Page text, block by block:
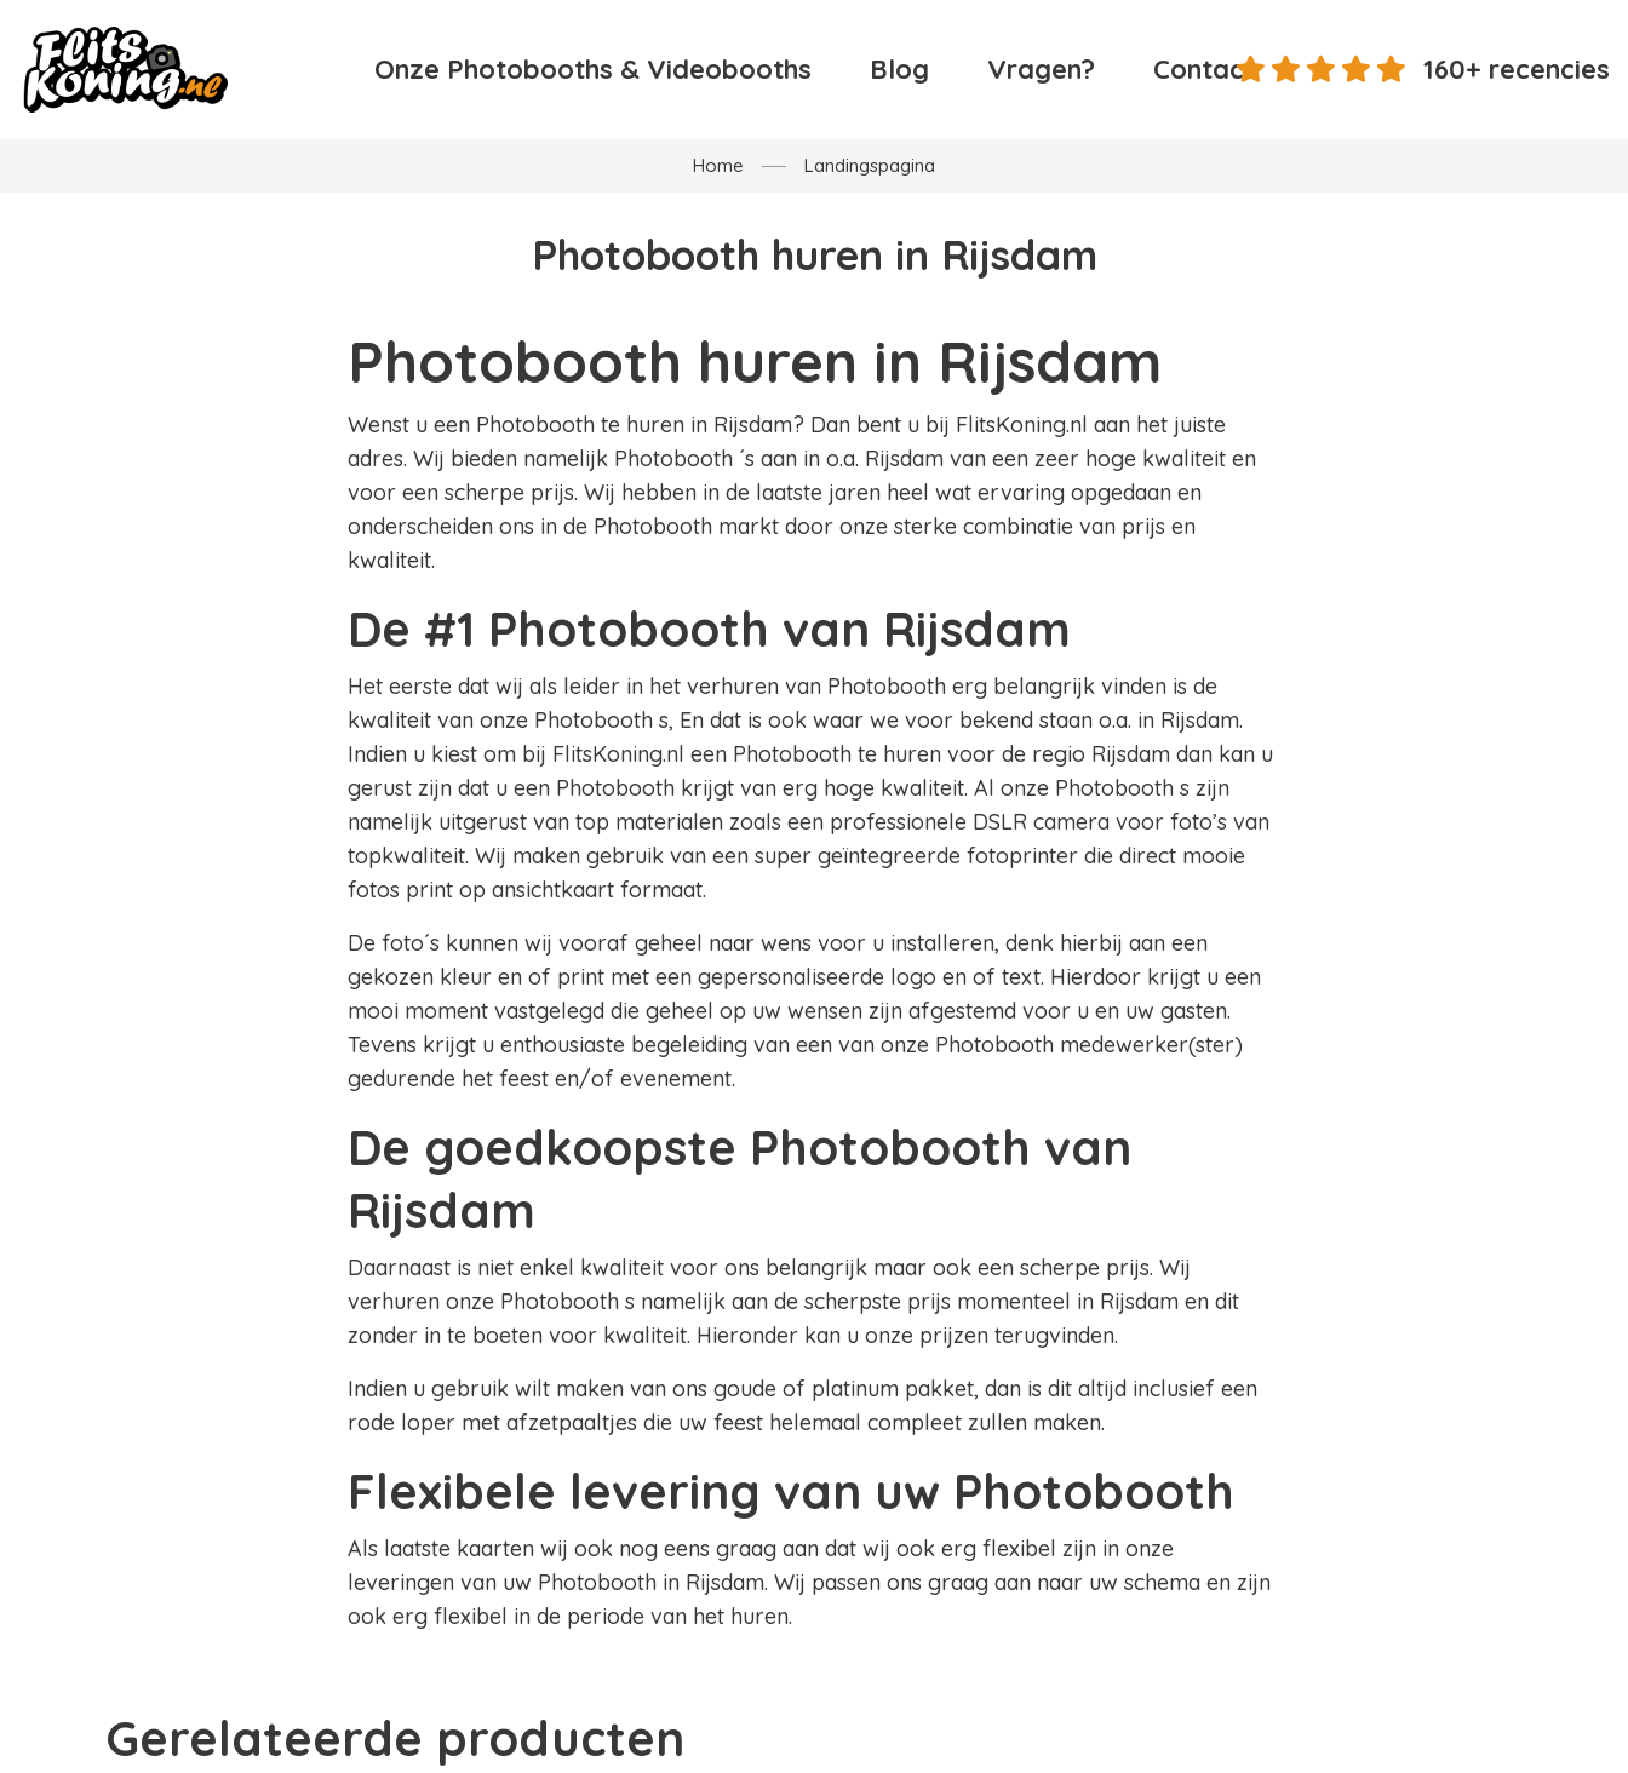
Onze Photobooths & Videobooths Blog Vragen? Contact 160+ recencies
Home Landingspagina
Photobooth huren in Rijsdam
Photobooth huren in Rijsdam
Wenst u een Photobooth te huren in Rijsdam? Dan bent u bij FlitsKoning.nl aan het juiste
adres. Wij bieden namelijk Photobooth ´s aan in o.a. Rijsdam van een zeer hoge kwaliteit en
voor een scherpe prijs. Wij hebben in de laatste jaren heel wat ervaring opgedaan en
onderscheiden ons in de Photobooth markt door onze sterke combinatie van prijs en
kwaliteit.
De #1 Photobooth van Rijsdam
Het eerste dat wij als leider in het verhuren van Photobooth erg belangrijk vinden is de
kwaliteit van onze Photobooth s, En dat is ook waar we voor bekend staan o.a. in Rijsdam.
Indien u kiest om bij FlitsKoning.nl een Photobooth te huren voor de regio Rijsdam dan kan u
gerust zijn dat u een Photobooth krijgt van erg hoge kwaliteit. Al onze Photobooth s zijn
namelijk uitgerust van top materialen zoals een professionele DSLR camera voor foto’s van
topkwaliteit. Wij maken gebruik van een super geïntegreerde fotoprinter die direct mooie
fotos print op ansichtkaart formaat.
De foto´s kunnen wij vooraf geheel naar wens voor u installeren, denk hierbij aan een
gekozen kleur en of print met een gepersonaliseerde logo en of text. Hierdoor krijgt u een
mooi moment vastgelegd die geheel op uw wensen zijn afgestemd voor u en uw gasten.
Tevens krijgt u enthousiaste begeleiding van een van onze Photobooth medewerker(ster)
gedurende het feest en/of evenement.
De goedkoopste Photobooth van
Rijsdam
Daarnaast is niet enkel kwaliteit voor ons belangrijk maar ook een scherpe prijs. Wij
verhuren onze Photobooth s namelijk aan de scherpste prijs momenteel in Rijsdam en dit
zonder in te boeten voor kwaliteit. Hieronder kan u onze prijzen terugvinden.
Indien u gebruik wilt maken van ons goude of platinum pakket, dan is dit altijd inclusief een
rode loper met afzetpaaltjes die uw feest helemaal compleet zullen maken.
Flexibele levering van uw Photobooth
Als laatste kaarten wij ook nog eens graag aan dat wij ook erg flexibel zijn in onze
leveringen van uw Photobooth in Rijsdam. Wij passen ons graag aan naar uw schema en zijn
ook erg flexibel in de periode van het huren.
Gerelateerde producten